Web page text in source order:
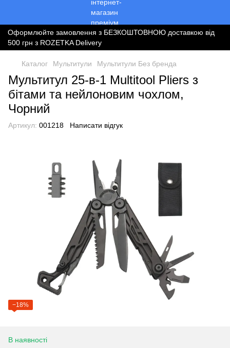
Оформлюйте замовлення з БЕЗКОШТОВНОЮ доставкою від
500 грн з ROZETKA Delivery
Каталог Мультитули Мультитули Без бренда
Мультитул 25‑в‑1 Multitool Pliers з
бітами та нейлоновим чохлом,
Чорний
Артикул: 001218 Написати відгук
−18%
В наявності